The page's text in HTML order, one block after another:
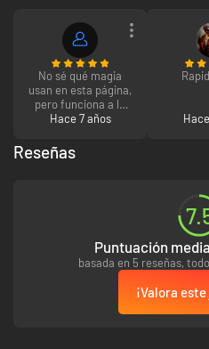
No sé qué magia
usan en esta página,
pero funciona a la
perfección. Genial,
Incluso me avisaron
al correo cuando lo
Hace 7 años
Reseñas
Puntuación
basada en 5 reseñas,
¡Valora